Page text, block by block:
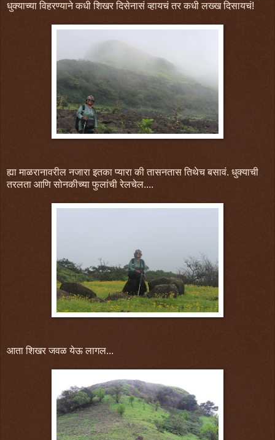
धुक्याच्या विहरण्याने कधी शिखर दिसेनासं व्हायचं तर कधी लख्ख दिसायचं!
ह्या माळरानावरील नजारा इतका प्यारा की तासनतास तिथेच बसावं. धुक्याची
तरलता आणि सोनकीच्या फुलांची रेलचेल....
आता शिखर जवळ येऊ लागल...